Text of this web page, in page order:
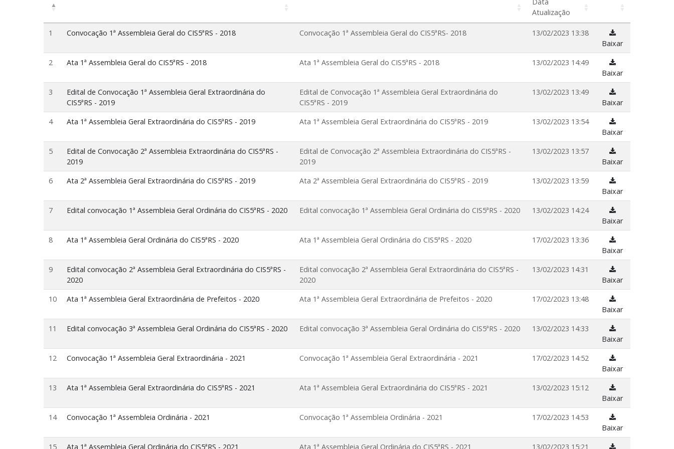
Atualização
1 Convocação 1ª Assembleia Geral do CIS5ªRS - 2018 Convocação 1ª Assembleia Geral do CIS5ªRS- 2018
13/02/2023 13:38
Baixar
2
Ata 1ª Assembleia Geral do CIS5ªRS - 2018 Ata 1ª Assembleia Geral do CIS5ªRS - 2018
13/02/2023 14:49
Baixar
3
Edital de Convocação 1ª Assembleia Geral Extraordinária do
CIS5ªRS - 2019
Edital de Convocação 1ª Assembleia Geral Extraordinária do
CIS5ªRS - 2019
13/02/2023 13:49
Baixar
4
Ata 1ª Assembleia Geral Extraordinária do CIS5ªRS - 2019 Ata 1ª Assembleia Geral Extraordinária do CIS5ªRS - 2019
13/02/2023 13:54
Baixar
5
Edital de Convocação 2ª Assembleia Extraordinária do CIS5ªRS -
2019
Edital de Convocação 2ª Assembleia Extraordinária do CIS5ªRS -
2019
13/02/2023 13:57
Baixar
6
Ata 2ª Assembleia Geral Extraordinária do CIS5ªRS - 2019 Ata 2ª Assembleia Geral Extraordinária do CIS5ªRS - 2019
13/02/2023 13:59
Baixar
7
Edital convocação 1ª Assembleia Geral Ordinária do CIS5ªRS - 2020 Edital convocação 1ª Assembleia Geral Ordinária do CIS5ªRS - 2020
13/02/2023 14:24
Baixar
8
Ata 1ª Assembleia Geral Ordinária do CIS5ªRS - 2020 Ata 1ª Assembleia Geral Ordinária do CIS5ªRS - 2020
17/02/2023 13:36
Baixar
9
Edital convocação 2ª Assembleia Geral Extraordinária do CIS5ªRS -
2020
Edital convocação 2ª Assembleia Geral Extraordinária do CIS5ªRS -
2020
13/02/2023 14:31
Baixar
10
Ata 1ª Assembleia Geral Extraordinária de Prefeitos - 2020 Ata 1ª Assembleia Geral Extraordinária de Prefeitos - 2020
17/02/2023 13:48
Baixar
11
Edital convocação 3ª Assembleia Geral Ordinária do CIS5ªRS - 2020 Edital convocação 3ª Assembleia Geral Ordinária do CIS5ªRS - 2020
13/02/2023 14:33
Baixar
12
Convocação 1ª Assembleia Geral Extraordinária - 2021 Convocação 1ª Assembleia Geral Extraordinária - 2021
17/02/2023 14:52
Baixar
13
Ata 1ª Assembleia Geral Extraordinária do CIS5ªRS - 2021 Ata 1ª Assembleia Geral Extraordinária do CIS5ªRS - 2021
13/02/2023 15:12
Baixar
14
Convocação 1ª Assembleia Ordinária - 2021 Convocação 1ª Assembleia Ordinária - 2021
17/02/2023 14:53
Baixar
15
Ata 1ª Assembleia Geral Ordinária do CIS5ªRS - 2021 Ata 1ª Assembleia Geral Ordinária do CIS5ªRS - 2021 13/02/2023 15:21